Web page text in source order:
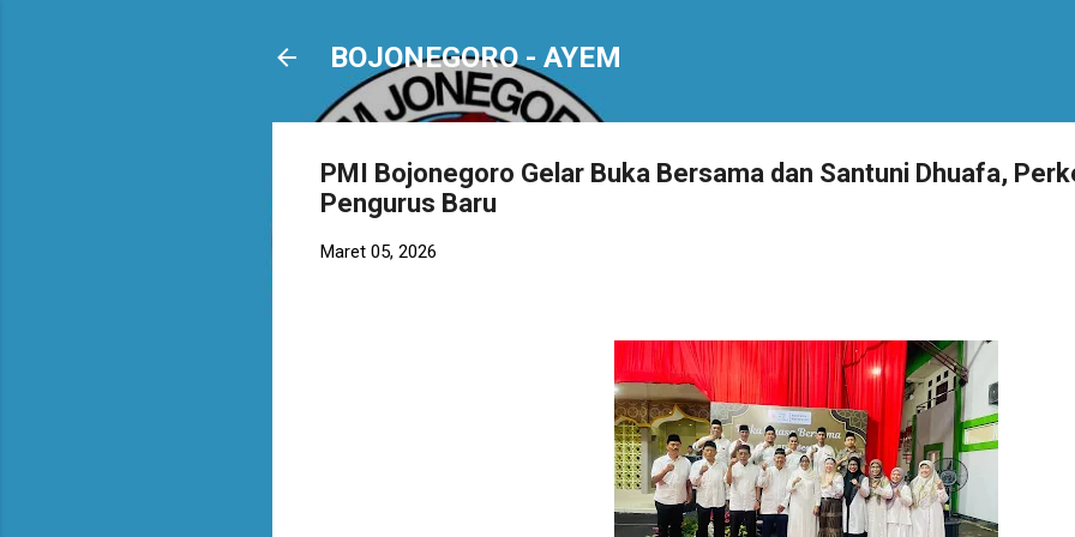
BOJONEGORO - AYEM
PMI Bojonegoro Gelar Buka Bersama dan Santuni Dhuafa,
Pengurus Baru
Maret 05, 2026